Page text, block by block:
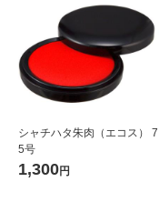
シャチハタ朱肉（エコス） 7
5号
1,300円